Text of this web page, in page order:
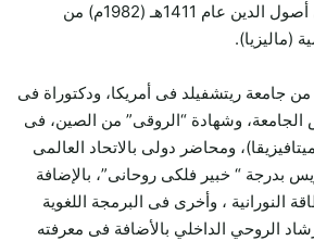
شهادة البكالوريوس في أصول الدين عام 1411هـ (1982م) من
(ماليزيا).
جامعة ريتشفيلد فى أمريكا، ودكتوراة فى
وشهادة “الروقى” من الصين، فى
ومحاضر دولى بالاتحاد العالمى
بدرجة “ خبير فلكى روحانى”، بالإضافة
النورانية ، وأخرى فى البرمجة اللغوية
الروحي الداخلي بالأضافة فى معرفته